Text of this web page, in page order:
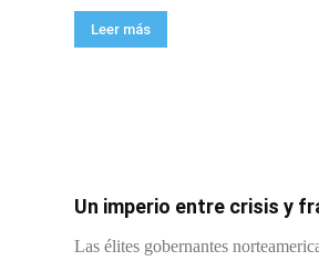
Leer más
Un imperio entre crisis y
Las élites gobernantes